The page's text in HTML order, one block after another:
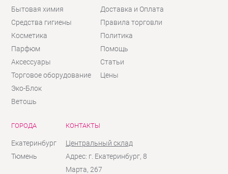
Бытовая химия
Средства гигиены
Косметика
Парфюм
Аксессуары
Торговое оборудование
Эко-Блок
Ветошь
Доставка и Оплата
Правила торговли
Политика
Помощь
Статьи
Цены
ГОРОДА
Екатеринбург
Тюмень
КОНТАКТЫ
Центральный склад
Адрес: г. Екатеринбург, 8
Марта, 267